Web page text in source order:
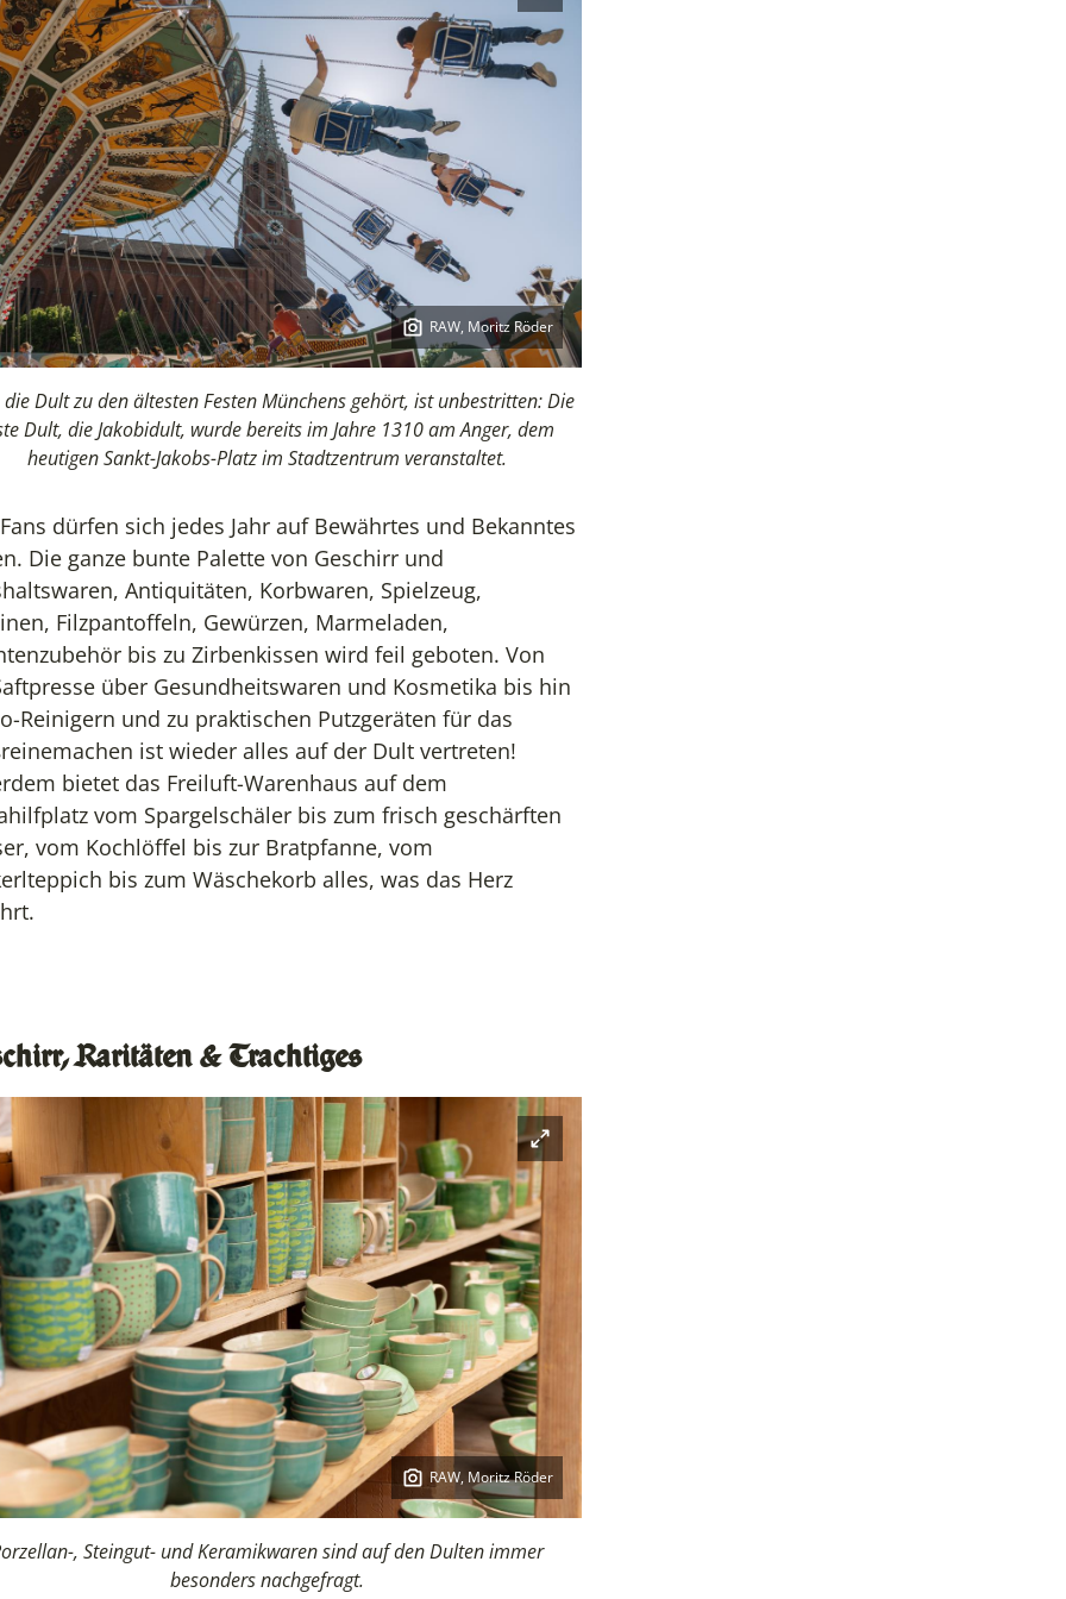
Copyright:RAW, Moritz Röder
die Dult zu den ältesten Festen Münchens gehört, ist unbestritten: Die
Dult, die Jakobidult, wurde bereits im Jahre 1310 am Anger, dem
heutigen Sankt-Jakobs-Platz im Stadtzentrum veranstaltet.
dürfen sich jedes Jahr auf Bewährtes und Bekanntes
Die ganze bunte Palette von Geschirr und
Antiquitäten, Korbwaren, Spielzeug,
Filzpantoffeln, Gewürzen, Marmeladen,
bis zu Zirbenkissen wird feil geboten. Von
über Gesundheitswaren und Kosmetika bis hin
Reinigern und zu praktischen Putzgeräten für das
ist wieder alles auf der Dult vertreten!
bietet das Freiluft-Warenhaus auf dem
vom Spargelschäler bis zum frisch geschärften
vom Kochlöffel bis zur Bratpfanne, vom
bis zum Wäschekorb alles, was das Herz
Raritäten & Trachtiges
Copyright:
RAW, Moritz Röder
Open modal view
, Steingut- und Keramikwaren sind auf den Dulten immer
besonders nachgefragt.